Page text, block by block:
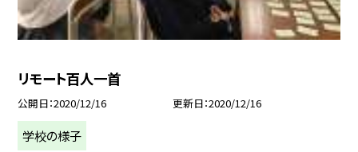
リモート百人一首
公開日 2020/12/16 更新日 2020/12/16
学校の様子